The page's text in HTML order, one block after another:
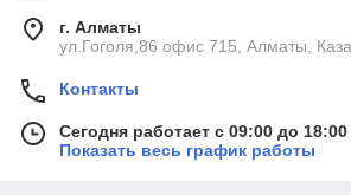
г. Алматы
ул.Гоголя,86 офис 715, Алматы,
Контакты
Сегодня работает с 09:00 до 18:00
Показать весь график работы